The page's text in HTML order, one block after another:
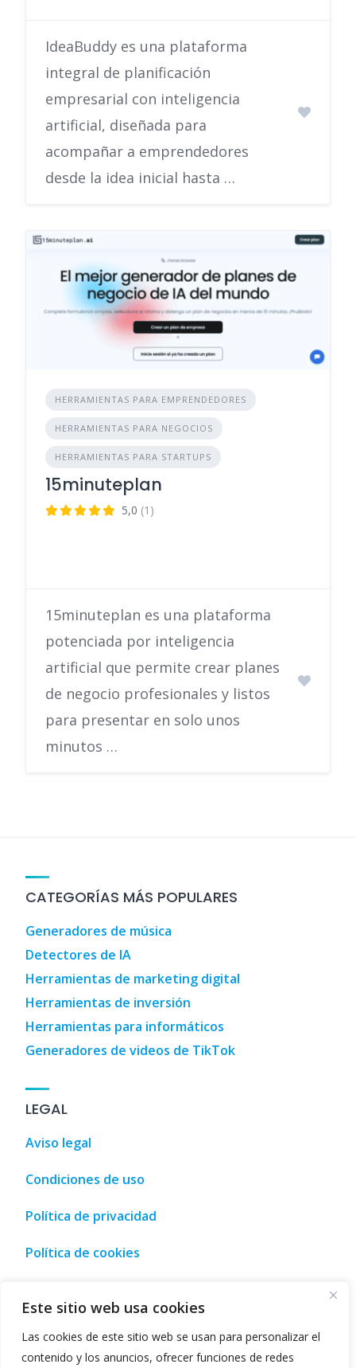
Este sitio web usa cookies
Las cookies de este sitio web se usan para personalizar el
contenido y los anuncios, ofrecer funciones de redes
IdeaBuddy es una plataforma
integral de planificación
empresarial con inteligencia
artificial, diseñada para
acompañar a emprendedores
desde la idea inicial hasta …
HERRAMIENTAS PARA EMPRENDEDORES
HERRAMIENTAS PARA NEGOCIOS
HERRAMIENTAS PARA STARTUPS
15minuteplan
5,0 (1)
15minuteplan es una plataforma
potenciada por inteligencia
artificial que permite crear planes
de negocio profesionales y listos
para presentar en solo unos
minutos …
CATEGORÍAS MÁS POPULARES
Generadores de música
Detectores de IA
Herramientas de marketing digital
Herramientas de inversión
Herramientas para informáticos
Generadores de videos de TikTok
LEGAL
Aviso legal
Condiciones de uso
Política de privacidad
Política de cookies
Designs ,3D Home Design 3D House Design AI Tool,